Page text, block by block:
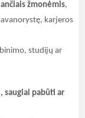
žmonėmis,
karjeros
studijų ar
saugiai pabūti ar